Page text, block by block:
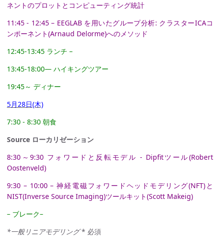
ネントのプロットとコンピューティング統計
11:45 - 12:45 – EEGLAB を用いたグループ分析: クラスターICAコ
ンポーネント(Arnaud Delorme)へのメソッド
12:45-13:45 ランチ –
13:45-18:00— ハイキングツアー
19:45～ ディナー
5月28日(木)
7:30 - 8:30 朝食
Source ローカリゼーション
8:30～9:30 フォワードと反転モデル - Dipfitツール(Robert
Oostenveld)
9:30 – 10:00 – 神経電磁フォワードヘッドモデリング(NFT)と
NIST(Inverse Source Imaging)ツールキット(Scott Makeig)
– ブレーク–
*一般リニアモデリング* 必須